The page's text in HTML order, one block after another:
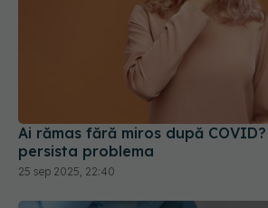
Ai rămas fără miros după
persista problema
25 sep 2025, 22:40